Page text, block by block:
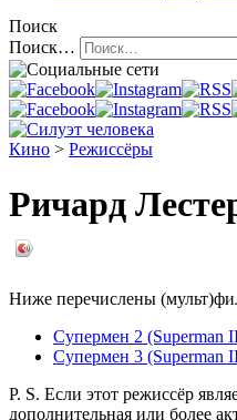
Поиск
Поиск…
Кино > Режиссёры
Ричард
Ниже перечислены
Супермен 2 (Superman
Супермен 3 (Superman
P. S. Если этот режиссёр
дополнительная или более